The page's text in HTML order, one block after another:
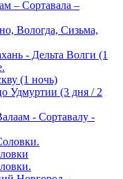
– Сортавала –
Вологда, Сизьма,
- Дельта Волги (1
(1 ночь)
Удмуртии (3 дня / 2
- Сортавалу -